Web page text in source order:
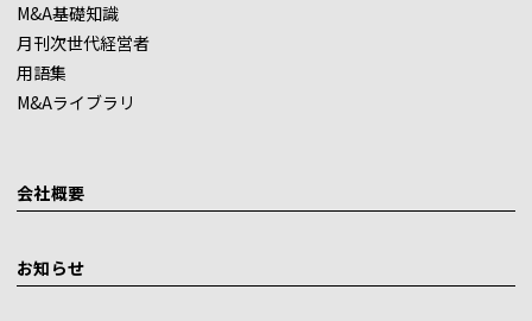
M&A基礎知識
月刊次世代経営者
用語集
M&Aライブラリ
会社概要
お知らせ